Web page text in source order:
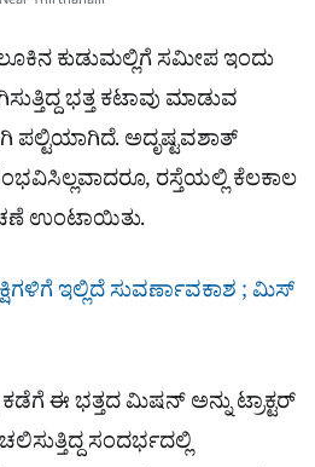
ಕುಡುಮಲ್ಲಿಗೆ ಸಮೀಪ ಇಂದು
ಭತ್ತ ಕಟಾವು ಮಾಡುವ
ಪಲ್ಟಿಯಾಗಿದೆ. ಅದೃಷ್ಟವಶಾತ್
ರಸ್ತೆಯಲ್ಲಿ ಕೆಲಕಾಲ
ಉಂಟಾಯಿತು.
ಇಲ್ಲಿದೆ ಸುವರ್ಣಾವಕಾಶ ; ಮಿಸ್
ಕಡೆಗೆ ಈ ಭತ್ತದ ಮಿಷನ್ ಅನ್ನು ಟ್ರಾಕ್ಟರ್
ಸಂದರ್ಭದಲ್ಲಿ